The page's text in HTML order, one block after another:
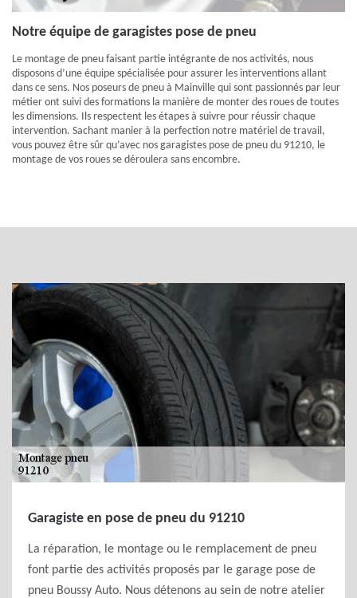
Notre équipe de garagistes pose de pneu
Le montage de pneu faisant partie intégrante de nos activités, nous
disposons d’une équipe spécialisée pour assurer les interventions allant
dans ce sens. Nos poseurs de pneu à Mainville qui sont passionnés par leur
métier ont suivi des formations la manière de monter des roues de toutes
les dimensions. Ils respectent les étapes à suivre pour réussir chaque
intervention. Sachant manier à la perfection notre matériel de travail,
vous pouvez être sûr qu’avec nos garagistes pose de pneu du 91210, le
montage de vos roues se déroulera sans encombre.
Garagiste en pose de pneu du 91210
La réparation, le montage ou le remplacement de pneu
font partie des activités proposés par le garage pose de
pneu Boussy Auto. Nous détenons au sein de notre atelier